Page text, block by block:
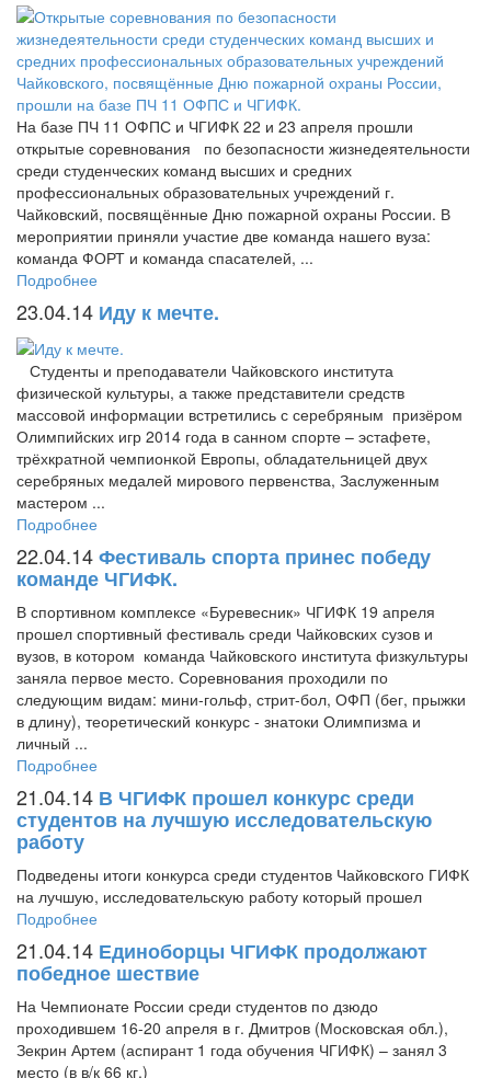
На базе ПЧ 11 ОФПС и ЧГИФК 22 и 23 апреля прошли
открытые соревнования по безопасности жизнедеятельности
среди студенческих команд высших и средних
профессиональных образовательных учреждений г.
Чайковский, посвящённые Дню пожарной охраны России. В
мероприятии приняли участие две команда нашего вуза:
команда ФОРТ и команда спасателей, ...
Подробнее
23.04.14 Иду к мечте.
Студенты и преподаватели Чайковского института
физической культуры, а также представители средств
массовой информации встретились с серебряным призёром
Олимпийских игр 2014 года в санном спорте – эстафете,
трёхкратной чемпионкой Европы, обладательницей двух
серебряных медалей мирового первенства, Заслуженным
мастером ...
Подробнее
22.04.14Фестиваль спорта принес победу
команде ЧГИФК.
В спортивном комплексе «Буревесник» ЧГИФК 19 апреля
прошел спортивный фестиваль среди Чайковских сузов и
вузов, в котором команда Чайковского института физкультуры
заняла первое место. Соревнования проходили по
следующим видам: мини-гольф, стрит-бол, ОФП (бег, прыжки
в длину), теоретический конкурс - знатоки Олимпизма и
личный ...
Подробнее
21.04.14 В ЧГИФК прошел конкурс среди
студентов на лучшую исследовательскую
работу
Подведены итоги конкурса среди студентов Чайковского ГИФК
на лучшую, исследовательскую работу который прошел
Подробнее
21.04.14 Единоборцы ЧГИФК продолжают
победное шествие
На Чемпионате России среди студентов по дзюдо
проходившем 16-20 апреля в г. Дмитров (Московская обл.),
Зекрин Артем (аспирант 1 года обучения ЧГИФК) – занял 3
место (в в/к 66 кг.)